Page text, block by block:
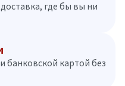
где бы вы ни
банковской картой без